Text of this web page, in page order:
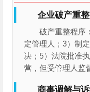
企业破产重
破产重整程序
定管理人；3）制
决；5）法院批准
营，但受管理人监
商事调解与